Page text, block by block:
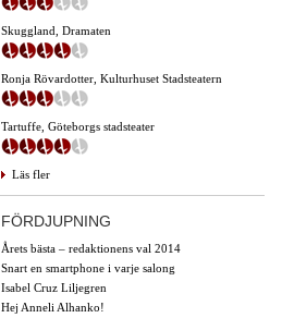
Skuggland, Dramaten
Ronja Rövardotter, Kulturhuset Stadsteatern
Tartuffe, Göteborgs stadsteater
Läs fler
FÖRDJUPNING
Årets bästa – redaktionens val 2014
Snart en smartphone i varje salong
Isabel Cruz Liljegren
Hej Anneli Alhanko!